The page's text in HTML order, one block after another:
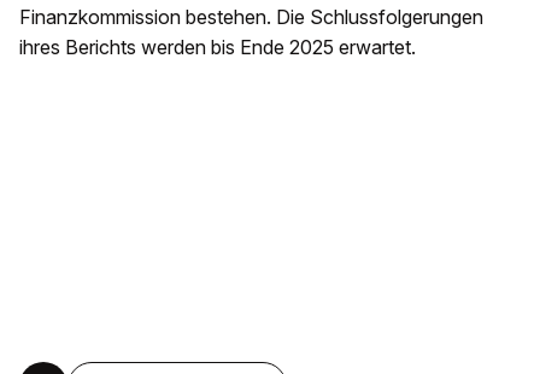
Finanzkommission bestehen. Die Schlussfolgerungen
ihres Berichts werden bis Ende 2025 erwartet.